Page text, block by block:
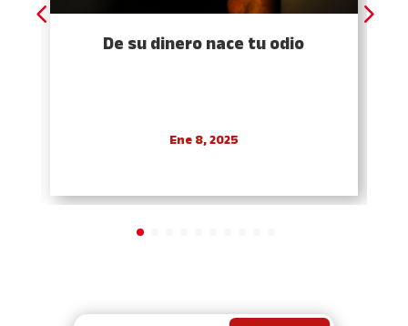
De su dinero nace tu odio
Ene 8, 2025